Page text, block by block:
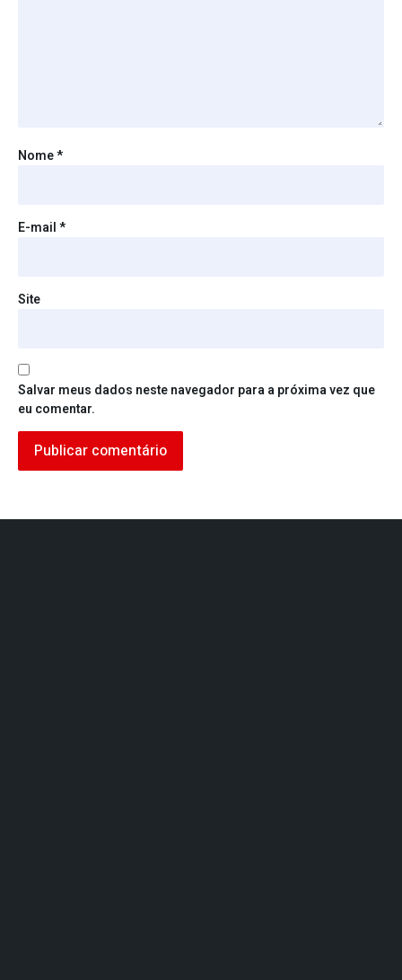
Nome*
E-mail*
Site
Salvar meus dados neste navegador para a próxima vez que
eu comentar.